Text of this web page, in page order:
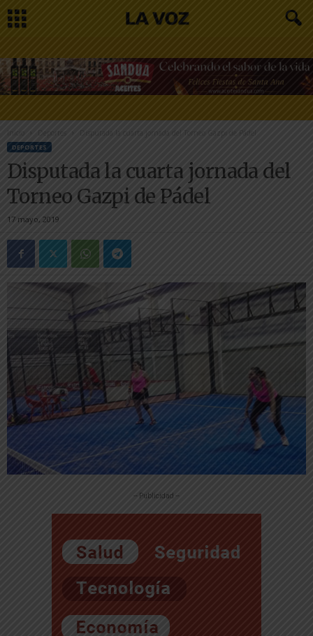
Inicio Disputada la cuarta jornada del Torneo Gazpi de Pádel
DEPORTES
Disputada la cuarta jornada del
Torneo Gazpi de Pádel
17 mayo, 2019
-- Publicidad --